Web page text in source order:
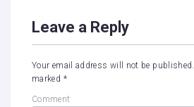
Leave a Reply
Your email address will not be published.
marked *
Comment